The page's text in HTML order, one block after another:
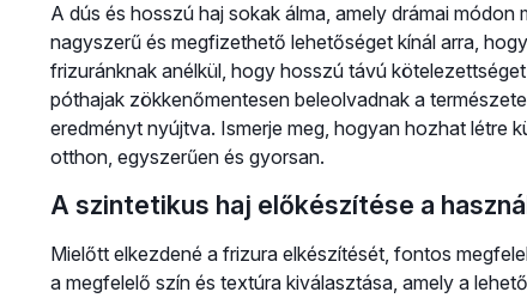
A dús és hosszú haj sokak álma, amely drámai
nagyszerű és megfizethető lehetőséget kínál arra,
frizuránknak anélkül, hogy hosszú távú
póthajak zökkenőmentesen beleolvadnak a
eredményt nyújtva. Ismerje meg, hogyan hozhat létre
otthon, egyszerűen és gyorsan.
A szintetikus haj előkészítése a
Mielőtt elkezdené a frizura elkészítését, fontos
a megfelelő szín és textúra kiválasztása, amely a